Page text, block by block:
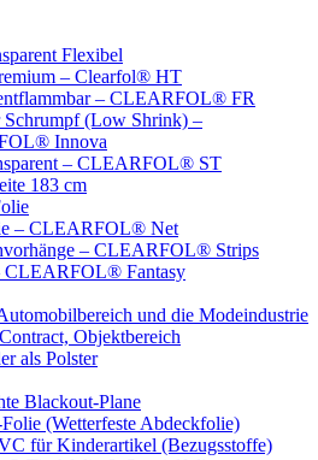
Flexibel
– Clearfol® HT
– CLEARFOL® FR
Schrumpf (Low Shrink) –
Innova
– CLEARFOL® ST
183 cm
– CLEARFOL® Net
– CLEARFOL® Strips
CLEARFOL® Fantasy
und die Modeindustrie
Objektbereich
als Polster
Blackout-Plane
(Wetterfeste Abdeckfolie)
für Kinderartikel (Bezugsstoffe)